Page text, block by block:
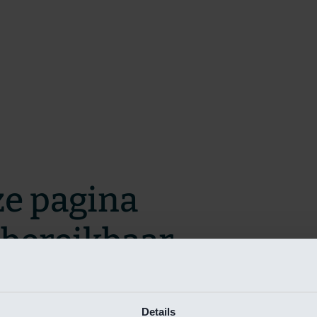
Details
pagina
zo snel mogelijk te verhelpen.